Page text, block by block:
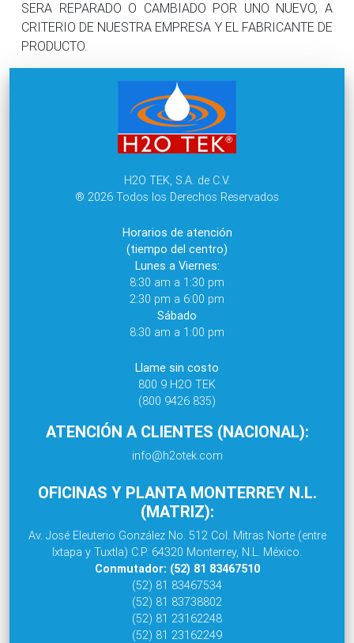
SERA REPARADO O CAMBIADO POR UNO NUEVO, A
CRITERIO DE NUESTRA EMPRESA Y EL FABRICANTE DE
PRODUCTO.
H2O TEK, S.A. de C.V.
® 2026 Todos los Derechos Reservados
Horarios de atención
(tiempo del centro)
Lunes a Viernes:
8:30 am a 1:30 pm
2:30 pm a 6:00 pm
Sábado
8:30 am a 1:00 pm
Llame sin costo
800 9 H2O TEK
(800 9426 835)
ATENCIÓN A CLIENTES (NACIONAL):
info@h2otek.com
OFICINAS Y PLANTA MONTERREY N.L.
(MATRIZ):
Av. José Eleuterio González No. 512 Col. Mitras Norte (entre
Ixtapa y Tuxtla) C.P. 64320 Monterrey, N.L. México.
Conmutador: (52) 81 83467510
(52) 81 83467534
(52) 81 83738802
(52) 81 23162248
(52) 81 23162249